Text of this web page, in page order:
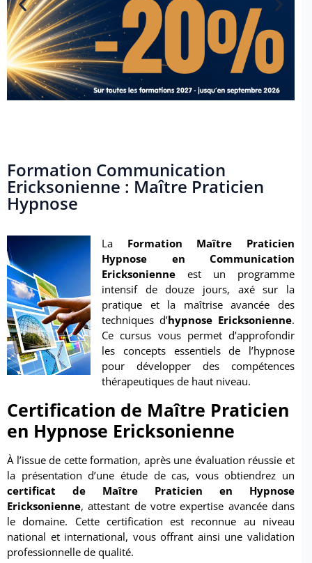
Formation Communication
Ericksonienne : Maître Praticien
Hypnose
La Formation Maître Praticien
Hypnose en Communication
Ericksonienne est un programme
intensif de douze jours, axé sur la
pratique et la maîtrise avancée des
techniques d’hypnose Ericksonienne.
Ce cursus vous permet d’approfondir
les concepts essentiels de l’hypnose
pour développer des compétences
thérapeutiques de haut niveau.
Certification de Maître Praticien
en Hypnose Ericksonienne
À l’issue de cette formation, après une évaluation réussie et
la présentation d’une étude de cas, vous obtiendrez un
certificat de Maître Praticien en Hypnose
Ericksonienne, attestant de votre expertise avancée dans
le domaine. Cette certification est reconnue au niveau
national et international, vous offrant ainsi une validation
professionnelle de qualité.